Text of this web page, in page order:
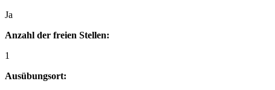
Ja
Anzahl der freien Stellen:
1
Ausübungsort: